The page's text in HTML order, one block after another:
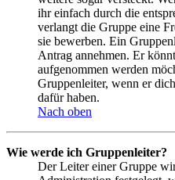
ihr einfach durch die
verlangt die Gruppe eine
sie bewerben. Ein
Antrag annehmen. Er
aufgenommen werden
Gruppenleiter, wenn er
dafür haben.
Nach oben
Wie werde ich Gruppenleiter?
Der Leiter einer Gruppe